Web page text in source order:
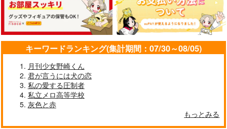
五条悟×虎杖悠仁
サンプル
作品詳細
五条悟×虎杖悠仁
サンプル
作品詳細
円（税込）
五条悟×虎杖悠仁
サンプル
作品詳細
キーワードランキング(集計期間：07/30～08/05)
月刊少女野崎くん
君が言うには犬の恋
私の愛する圧制者
私立メロ高等学校
灰色と赤
もっとみる